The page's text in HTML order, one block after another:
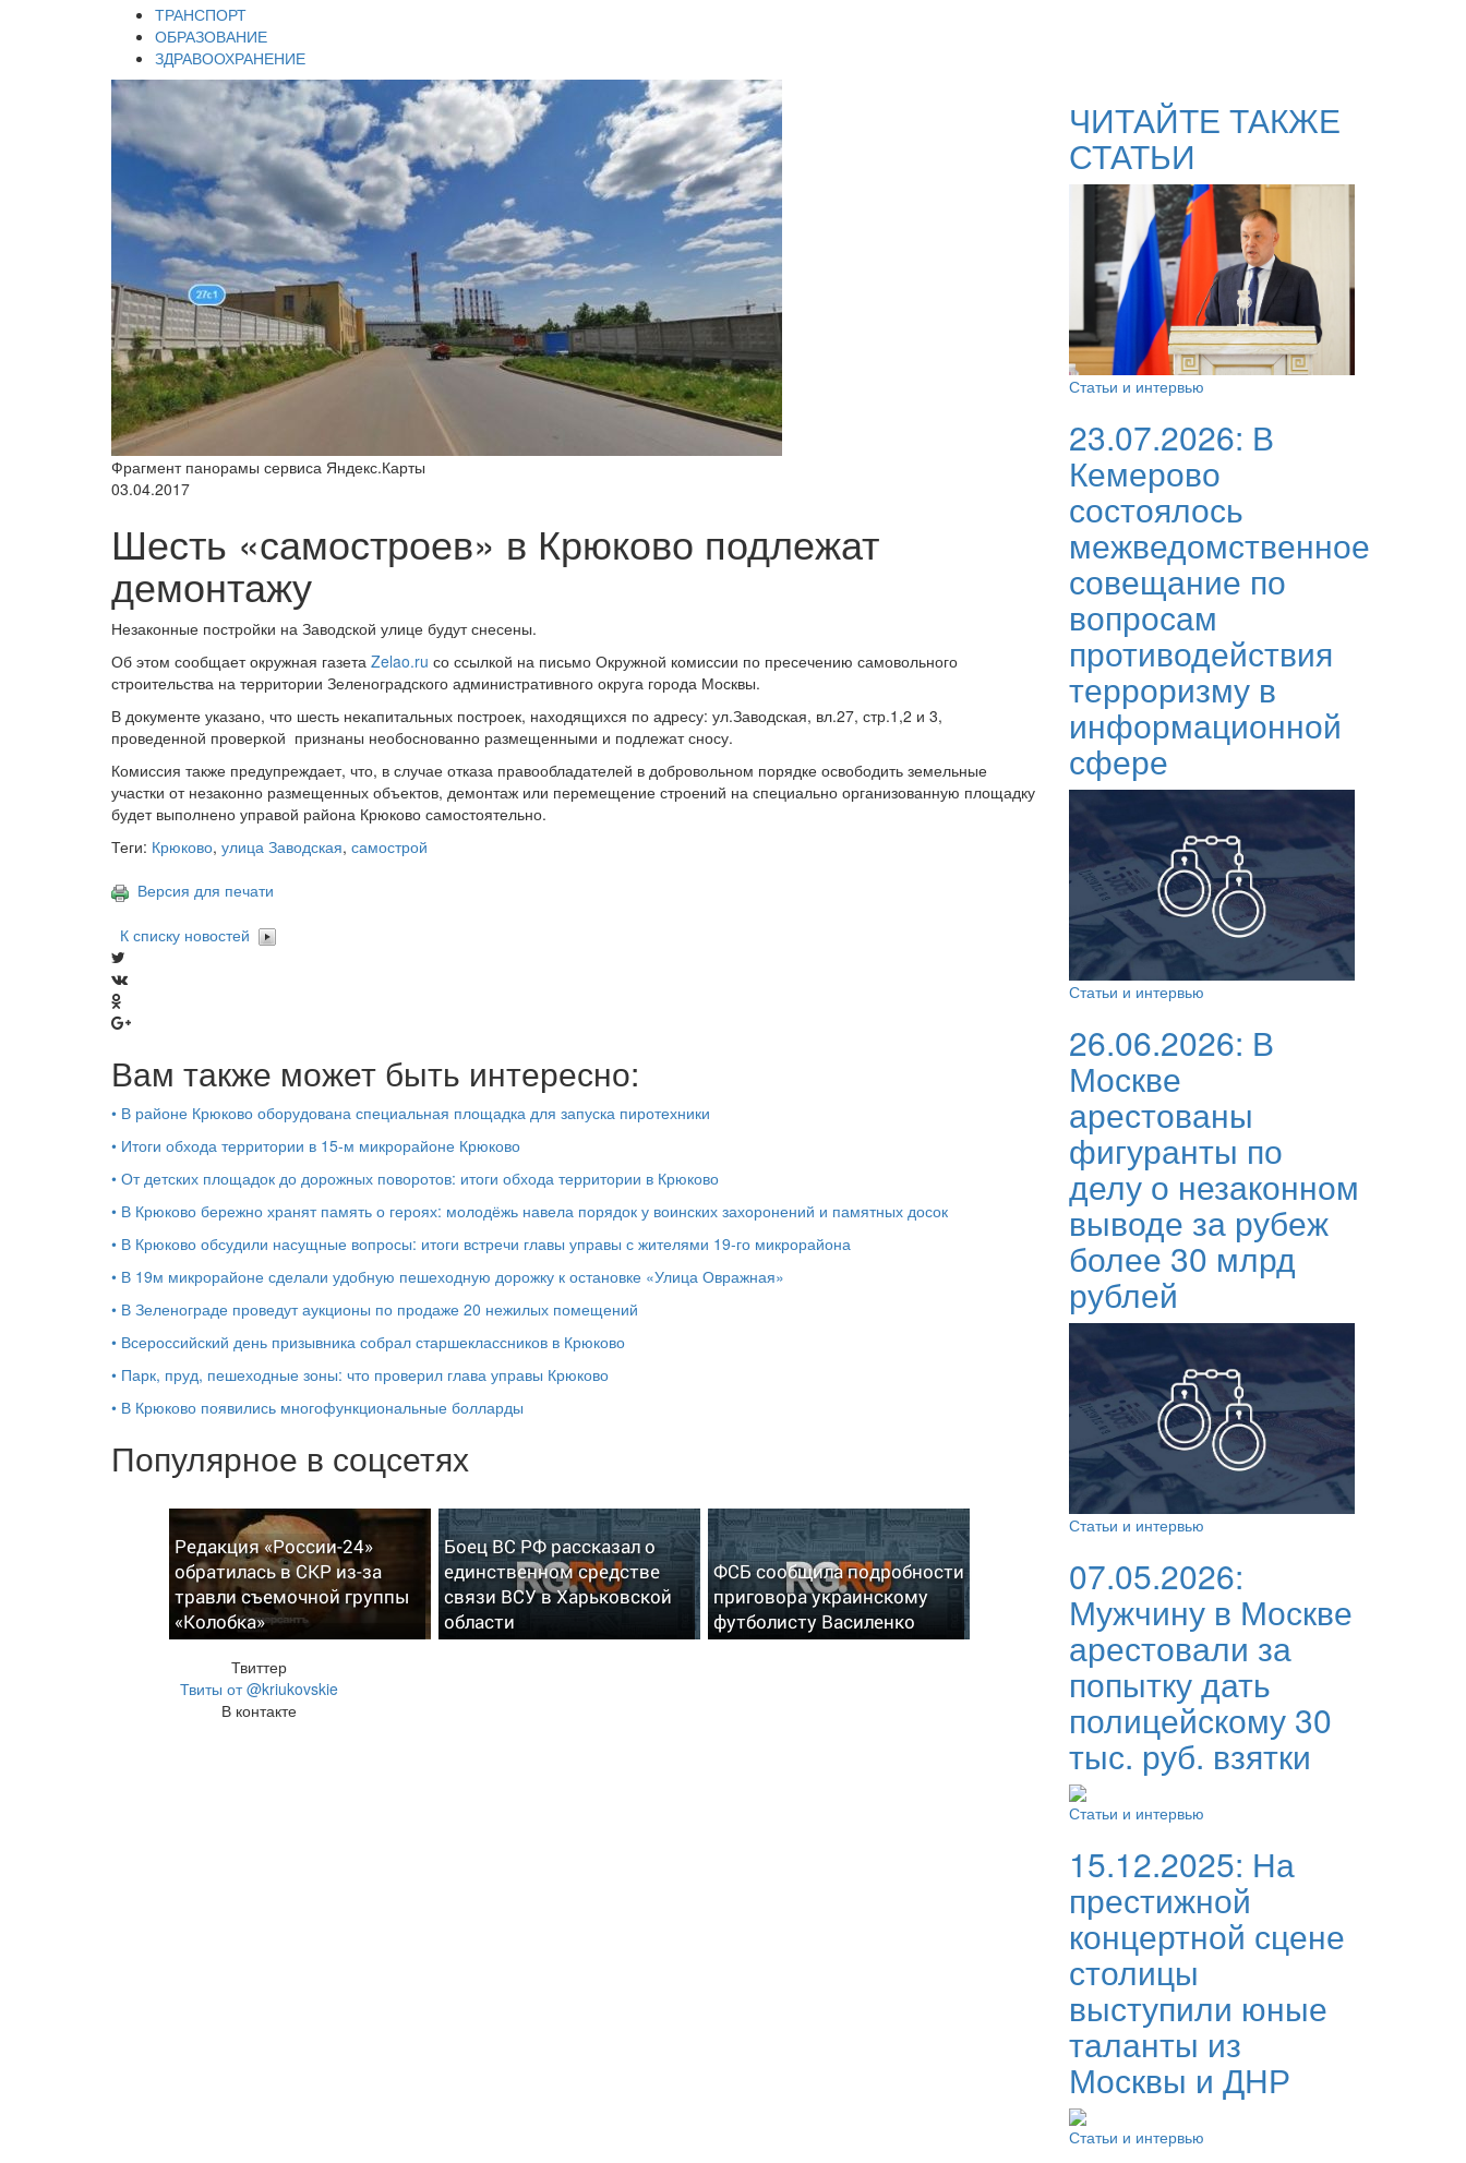
ТРАНСПОРТ
ОБРАЗОВАНИЕ
ЗДРАВООХРАНЕНИЕ
Фрагмент панорамы сервиса Яндекс.Карты
03.04.2017
Шесть «самостроев» в Крюково подлежат
демонтажу
Незаконные постройки на Заводской улице будут снесены.
Об этом сообщает окружная газета Zelao.ru со ссылкой на письмо Окружной комиссии по пресечению самовольного
строительства на территории Зеленоградского административного округа города Москвы.
В документе указано, что шесть некапитальных построек, находящихся по адресу: ул.Заводская, вл.27, стр.1,2 и 3,
проведенной проверкой признаны необоснованно размещенными и подлежат сносу.
Комиссия также предупреждает, что, в случае отказа правообладателей в добровольном порядке освободить земельные
участки от незаконно размещенных объектов, демонтаж или перемещение строений на специально организованную площадку
будет выполнено управой района Крюково самостоятельно.
Теги: Крюково, улица Заводская, самострой
Версия для печати
К списку новостей
Вам также может быть интересно:
• В районе Крюково оборудована специальная площадка для запуска пиротехники
• Итоги обхода территории в 15‑м микрорайоне Крюково
• От детских площадок до дорожных поворотов: итоги обхода территории в Крюково
• В Крюково бережно хранят память о героях: молодёжь навела порядок у воинских захоронений и памятных досок
• В Крюково обсудили насущные вопросы: итоги встречи главы управы с жителями 19‑го микрорайона
• В 19м микрорайоне сделали удобную пешеходную дорожку к остановке «Улица Овражная»
• В Зеленограде проведут аукционы по продаже 20 нежилых помещений
• Всероссийский день призывника собрал старшеклассников в Крюково
• Парк, пруд, пешеходные зоны: что проверил глава управы Крюково
• В Крюково появились многофункциональные болларды
Популярное в соцсетях
Редакция «России-24»
обратилась в СКР из-за
травли съемочной группы
«Колобка»
Боец ВС РФ рассказал о
единственном средстве
связи ВСУ в Харьковской
области
ФСБ сообщила подробности
приговора украинскому
футболисту Василенко
Твиттер
Твиты от @kriukovskie
В контакте
ЧИТАЙТЕ ТАКЖЕ
СТАТЬИ
Статьи и интервью
23.07.2026: В
Кемерово
состоялось
межведомственное
совещание по
вопросам
противодействия
терроризму в
информационной
сфере
Статьи и интервью
26.06.2026: В
Москве
арестованы
фигуранты по
делу о незаконном
выводе за рубеж
более 30 млрд
рублей
Статьи и интервью
07.05.2026:
Мужчину в Москве
арестовали за
попытку дать
полицейскому 30
тыс. руб. взятки
Статьи и интервью
15.12.2025: На
престижной
концертной сцене
столицы
выступили юные
таланты из
Москвы и ДНР
Статьи и интервью